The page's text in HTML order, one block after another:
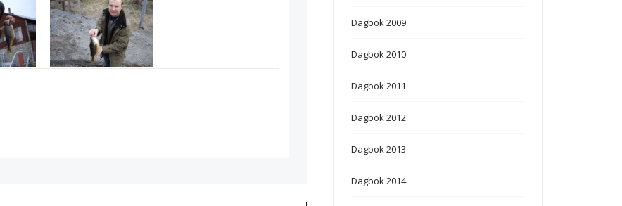
Dagbok 2009
Dagbok 2010
Dagbok 2011
Dagbok 2012
Dagbok 2013
Dagbok 2014